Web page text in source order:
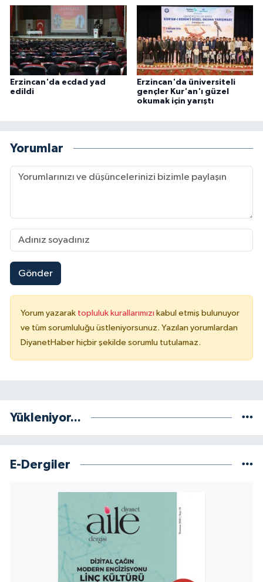
Erzincan'da ecdad yad
edildi
Erzincan'da üniversiteli
gençler Kur'an'ı güzel
okumak için yarıştı
Yorumlar
Gönder
Yorum yazarak topluluk kurallarımızı kabul etmiş bulunuyor
ve tüm sorumluluğu üstleniyorsunuz. Yazılan yorumlardan
DiyanetHaber hiçbir şekilde sorumlu tutulamaz.
Yükleniyor...
E-Dergiler
Karaman Müftülüğü
Kars Müftülüğü
Kastamonu Müftülüğü
Kırıkkale Müftülüğü
Kırşehir Müftülüğü
Konya Müftülüğü
Kütahya Müftülüğü
Malatya Müftülüğü
Muğla Müftülüğü
Nevşehir Müftülüğü
Niğde Müftülüğü